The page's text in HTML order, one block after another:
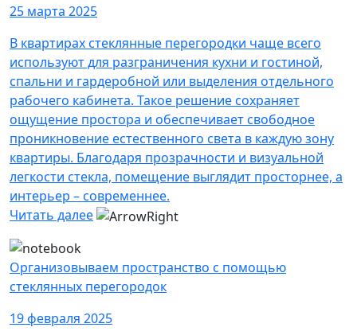
25 марта 2025
В квартирах стеклянные перегородки чаще всего
используют для разграничения кухни и гостиной,
спальни и гардеробной или выделения отдельного
рабочего кабинета. Такое решение сохраняет
ощущение простора и обеспечивает свободное
проникновение естественного света в каждую зону
квартиры. Благодаря прозрачности и визуальной
легкости стекла, помещение выглядит просторнее, а
интерьер – современнее.
Читать далее
Организовываем пространство с помощью
стеклянных перегородок
19 февраля 2025